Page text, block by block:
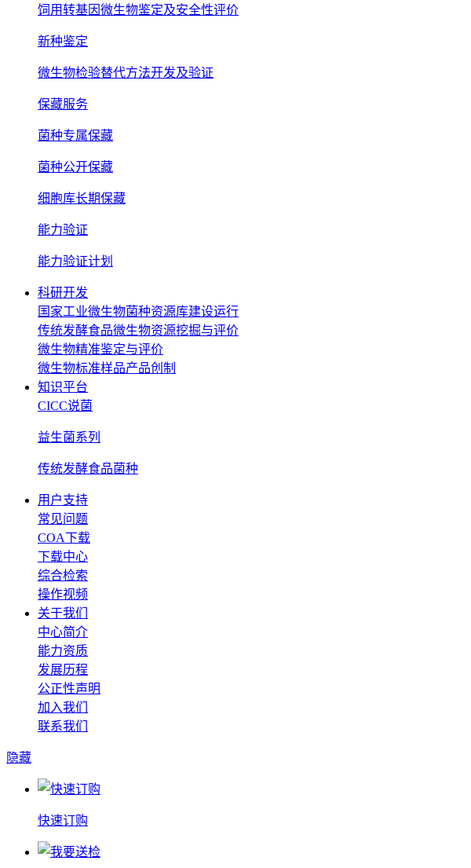
饲用转基因微生物鉴定及安全性评价
新种鉴定
微生物检验替代方法开发及验证
保藏服务
菌种专属保藏
菌种公开保藏
细胞库长期保藏
能力验证
能力验证计划
科研开发
国家工业微生物菌种资源库建设运行
传统发酵食品微生物资源挖掘与评价
微生物精准鉴定与评价
微生物标准样品产品创制
知识平台
CICC说菌
益生菌系列
传统发酵食品菌种
用户支持
常见问题
COA下载
下载中心
综合检索
操作视频
关于我们
中心简介
能力资质
发展历程
公正性声明
加入我们
联系我们
隐藏
快速订购